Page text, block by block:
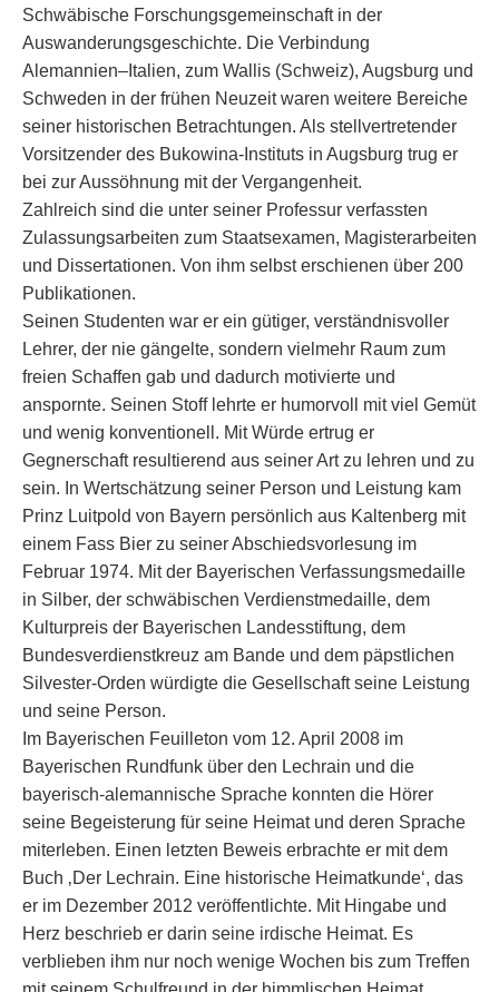
Schwäbische Forschungsgemeinschaft in der
Auswanderungsgeschichte. Die Verbindung
Alemannien–Italien, zum Wallis (Schweiz), Augsburg und
Schweden in der frühen Neuzeit waren weitere Bereiche
seiner historischen Betrachtungen. Als stellvertretender
Vorsitzender des Bukowina-Instituts in Augsburg trug er
bei zur Aussöhnung mit der Vergangenheit.
Zahlreich sind die unter seiner Professur verfassten
Zulassungsarbeiten zum Staatsexamen, Magisterarbeiten
und Dissertationen. Von ihm selbst erschienen über 200
Publikationen.
Seinen Studenten war er ein gütiger, verständnisvoller
Lehrer, der nie gängelte, sondern vielmehr Raum zum
freien Schaffen gab und dadurch motivierte und
anspornte. Seinen Stoff lehrte er humorvoll mit viel Gemüt
und wenig konventionell. Mit Würde ertrug er
Gegnerschaft resultierend aus seiner Art zu lehren und zu
sein. In Wertschätzung seiner Person und Leistung kam
Prinz Luitpold von Bayern persönlich aus Kaltenberg mit
einem Fass Bier zu seiner Abschiedsvorlesung im
Februar 1974. Mit der Bayerischen Verfassungsmedaille
in Silber, der schwäbischen Verdienstmedaille, dem
Kulturpreis der Bayerischen Landesstiftung, dem
Bundesverdienstkreuz am Bande und dem päpstlichen
Silvester-Orden würdigte die Gesellschaft seine Leistung
und seine Person.
Im Bayerischen Feuilleton vom 12. April 2008 im
Bayerischen Rundfunk über den Lechrain und die
bayerisch-alemannische Sprache konnten die Hörer
seine Begeisterung für seine Heimat und deren Sprache
miterleben. Einen letzten Beweis erbrachte er mit dem
Buch ‚Der Lechrain. Eine historische Heimatkunde‘, das
er im Dezember 2012 veröffentlichte. Mit Hingabe und
Herz beschrieb er darin seine irdische Heimat. Es
verblieben ihm nur noch wenige Wochen bis zum Treffen